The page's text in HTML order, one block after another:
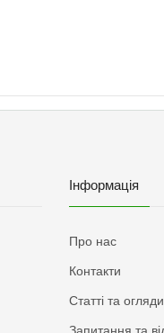
Інформація
Про нас
Контакти
Статті та огляди
Запитання та